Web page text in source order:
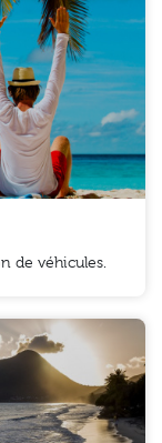
de véhicules.